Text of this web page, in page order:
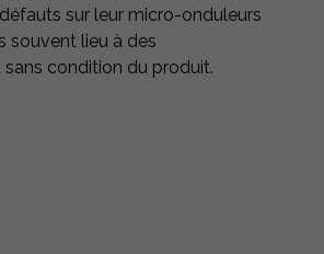
sur leur micro-onduleurs
souvent lieu à des
condition du produit.